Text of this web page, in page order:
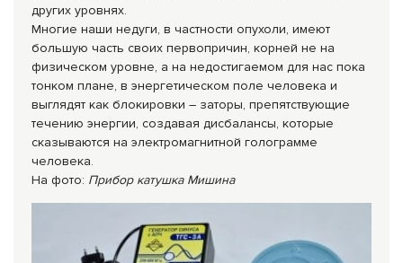
других уровнях.
Многие наши не­дуги, в частности опухоли, имеют
большую часть своих перво­причин, корней не на
физиче­ском уровне, а на недости­гаемом для нас пока
тонком плане, в энергетическом поле человека и
выглядят как блокировки – заторы, пре­пятст­вующие
течению энергии, создавая дисба­лансы, которые
сказываются на электромагнитной голограмме
человека.
На фото: Прибор катушка Мишина